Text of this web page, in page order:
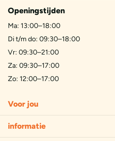
Openingstijden
Ma: 13:00–18:00
Di t/m do: 09:30–18:00
Vr: 09:30–21:00
Za: 09:30–17:00
Zo: 12:00–17:00
Voor jou
informatie